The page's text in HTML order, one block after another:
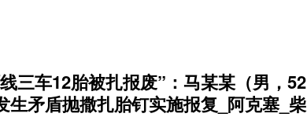
三车12胎被扎报废”：马某某（男，52
矛盾抛撒扎胎钉实施报复_阿克塞_柴